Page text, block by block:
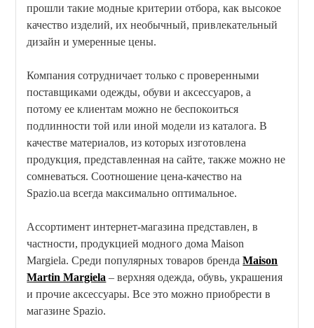
прошли такие модные критерии отбора, как высокое
качество изделий, их необычный, привлекательный
дизайн и умеренные цены.
Компания сотрудничает только с проверенными
поставщиками одежды, обуви и аксессуаров, а
потому ее клиентам можно не беспокоиться
подлинности той или иной модели из каталога. В
качестве материалов, из которых изготовлена
продукция, представленная на сайте, также можно не
сомневаться. Соотношение цена-качество на
Spazio.ua всегда максимально оптимальное.
Ассортимент интернет-магазина представлен, в
частности, продукцией модного дома Maison
Margiela. Среди популярных товаров брендаMaison
Martin Margiela – верхняя одежда, обувь, украшения
и прочие аксессуары. Все это можно приобрести в
магазине Spazio.